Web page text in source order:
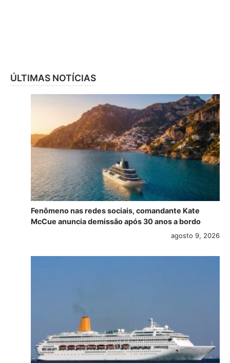
ÚLTIMAS NOTÍCIAS
Fenômeno nas redes sociais, comandante Kate
McCue anuncia demissão após 30 anos a bordo
agosto 9, 2026